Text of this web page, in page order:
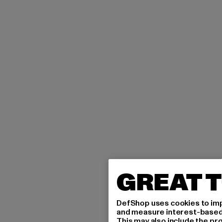
GREAT
DefShop uses cookies to
and measure interest-